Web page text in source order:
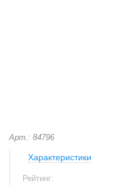
Арт.: 84796
Характеристики
Рейтинг: